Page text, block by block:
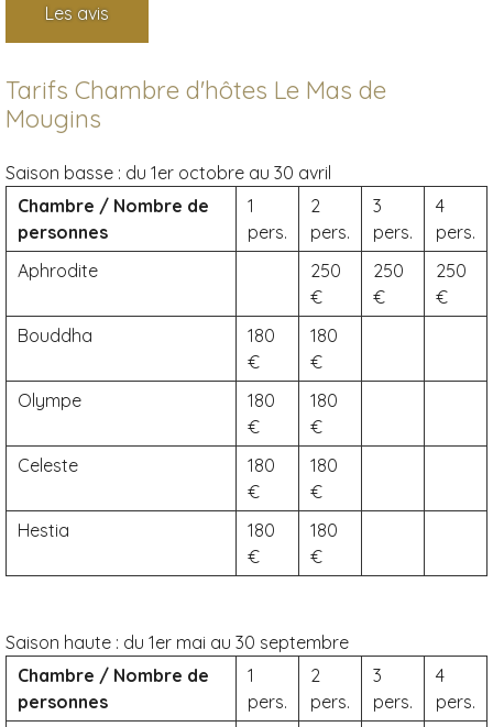
Les avis
Tarifs Chambre d'hôtes Le Mas de
Mougins
Saison basse : du 1er octobre au 30 avril
Chambre / Nombre de
personnes
1
pers.
2
pers.
3
pers.
4
pers.
Aphrodite
250 250 250
Bouddha 180 180
Olympe 180 180
Celeste 180 180
Hestia 180 180
Saison haute : du 1er mai au 30 septembre
Chambre / Nombre de
personnes
1
pers.
2
pers.
3
pers.
4
pers.